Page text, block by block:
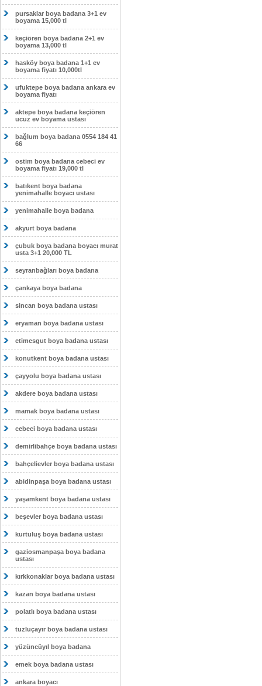
pursaklar boya badana 3+1 ev
boyama 15,000 tl
keçiören boya badana 2+1 ev
boyama 13,000 tl
hasköy boya badana 1+1 ev
boyama fiyatı 10,000tl
ufuktepe boya badana ankara ev
boyama fiyatı
aktepe boya badana keçiören
ucuz ev boyama ustası
bağlum boya badana 0554 184 41
66
ostim boya badana cebeci ev
boyama fiyatı 19,000 tl
batıkent boya badana
yenimahalle boyacı ustası
yenimahalle boya badana
akyurt boya badana
çubuk boya badana boyacı murat
usta 3+1 20,000 TL
seyranbağları boya badana
çankaya boya badana
sincan boya badana ustası
eryaman boya badana ustası
etimesgut boya badana ustası
konutkent boya badana ustası
çayyolu boya badana ustası
akdere boya badana ustası
mamak boya badana ustası
cebeci boya badana ustası
demirlibahçe boya badana ustası
bahçelievler boya badana ustası
abidinpaşa boya badana ustası
yaşamkent boya badana ustası
beşevler boya badana ustası
kurtuluş boya badana ustası
gaziosmanpaşa boya badana
ustası
kırkkonaklar boya badana ustası
kazan boya badana ustası
polatlı boya badana ustası
tuzluçayır boya badana ustası
yüzüncüyıl boya badana
emek boya badana ustası
ankara boyacı